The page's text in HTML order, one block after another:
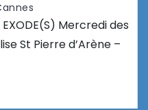
Mercredi des
St Pierre d’Arène –